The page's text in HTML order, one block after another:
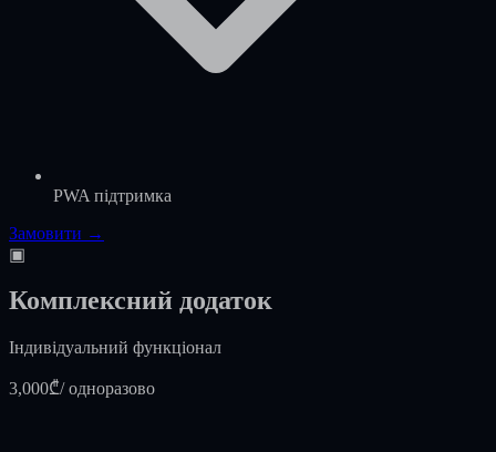
PWA підтримка
Замовити →
▣
Комплексний додаток
Індивідуальний функціонал
3,000₾/ одноразово